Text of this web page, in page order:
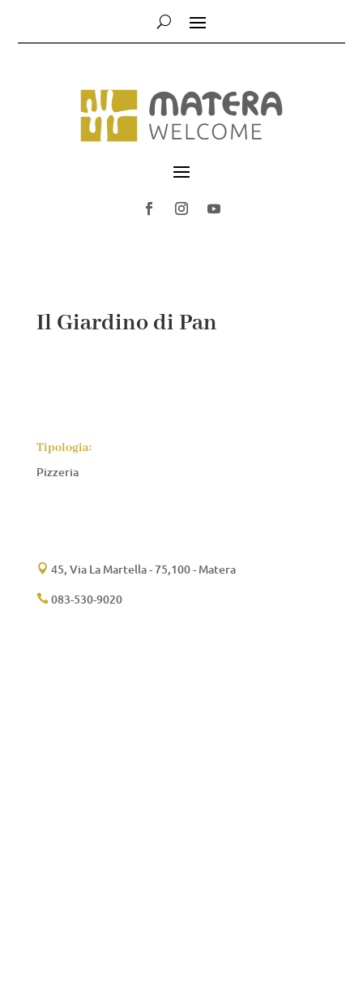
Il Giardino di Pan
Tipologia:
Pizzeria
 45, Via La Martella - 75,100 - Matera
083-530-9020